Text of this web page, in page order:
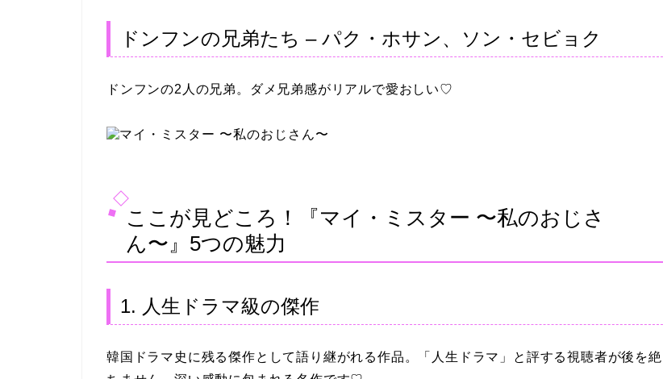
ドンフンの兄弟たち – パク・ホサン、ソン・セビョク
ドンフンの2人の兄弟。ダメ兄弟感がリアルで愛おしい♡
ここが見どころ！『マイ・ミスター 〜私のおじさ
ん〜』5つの魅力
1. 人生ドラマ級の傑作
韓国ドラマ史に残る傑作として語り継がれる作品。「人生ドラマ」と評する視聴者が後を絶